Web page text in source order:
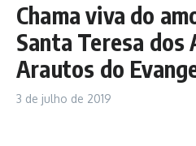
Chama viva do
Santa Teresa dos
Arautos do
3 de julho de 2019